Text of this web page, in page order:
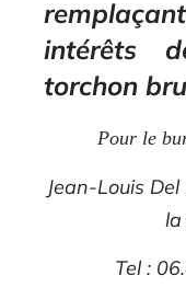
intérêts
torchon
Pour le
Jean-Louis
la
Tel :